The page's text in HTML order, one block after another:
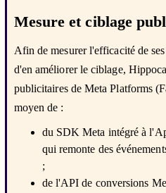
Mesure et ciblage
Afin de mesurer l'efficacité de
d'en améliorer le ciblage,
publicitaires de Meta Platforms
moyen de :
du SDK Meta intégré à
qui remonte des
;
de l'API de conversions